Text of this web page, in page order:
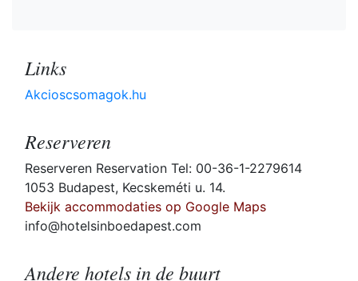
Links
Akcioscsomagok.hu
Reserveren
Reserveren Reservation Tel: 00-36-1-2279614
1053 Budapest, Kecskeméti u. 14.
Bekijk accommodaties op Google Maps
info@hotelsinboedapest.com
Andere hotels in de buurt